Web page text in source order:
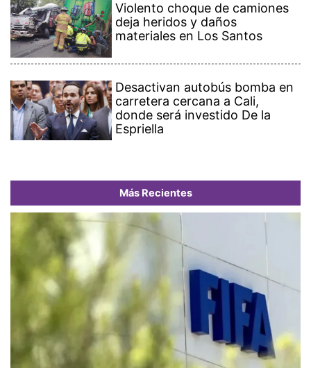
Violento choque de camiones
deja heridos y daños
materiales en Los Santos
Desactivan autobús bomba en
carretera cercana a Cali,
donde será investido De la
Espriella
Más Recientes